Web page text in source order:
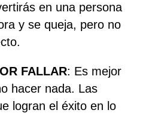
en una persona
y se queja, pero no
FALLAR: Es mejor
hacer nada. Las
logran el éxito en lo